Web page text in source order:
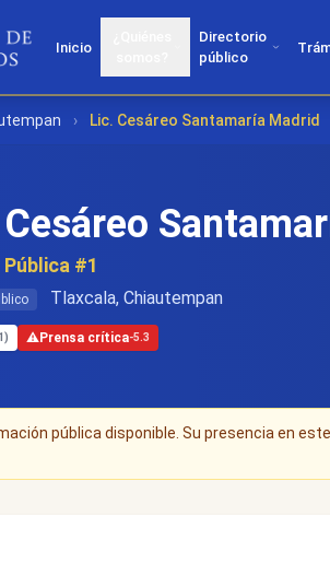
Inicio
Directorio
público
› Lic. Cesáreo Santamaría Madrid
#1
Tlaxcala, Chiautempan
⚠Prensa crítica-5.3
pública disponible. Su presencia en